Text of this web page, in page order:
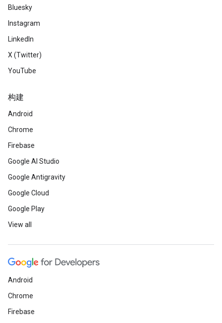
Bluesky
Instagram
LinkedIn
X (Twitter)
YouTube
构建
Android
Chrome
Firebase
Google AI Studio
Google Antigravity
Google Cloud
Google Play
View all
Android
Chrome
Firebase